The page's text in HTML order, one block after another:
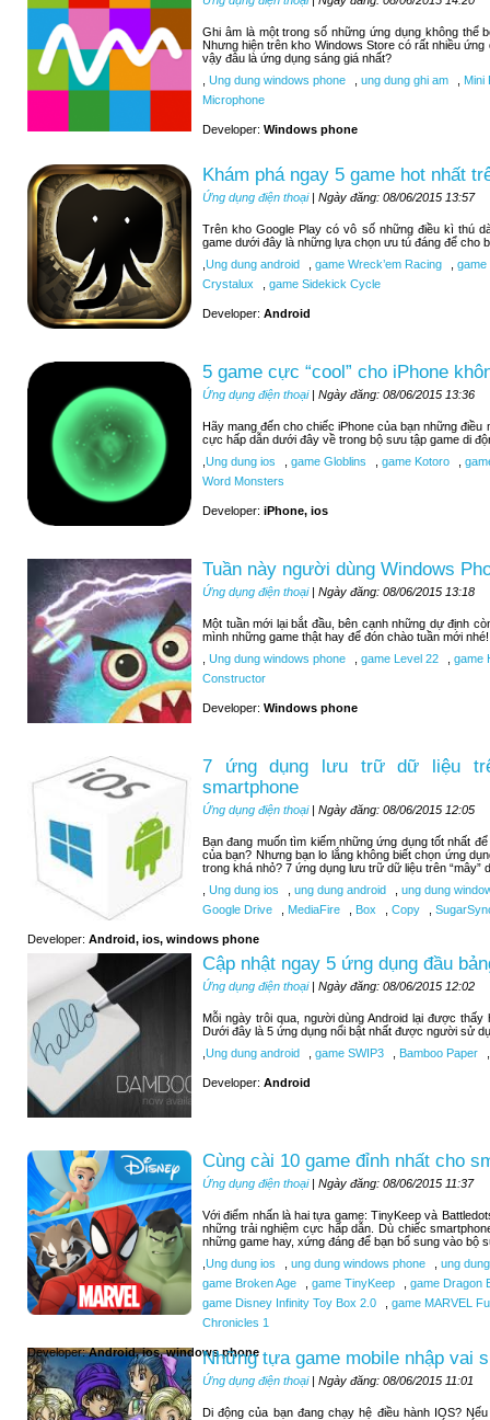
Ghi âm là một trong số những ứng dụng không thể
Nhưng hiện trên kho Windows Store có rất nhiều
vậy đâu là ứng dụng sáng giá nhất?
Ung dung windows phone ung dung ghi am
Mini
Microphone
Developer: Windows phone
Khám phá ngay 5 game hot nhất
Ứng dụng điện thoại| Ngày đăng: 08/06/2015 13:57
Trên kho Google Play có vô số những điều kì thú
game dưới đây là những lựa chọn ưu tú đáng để cho
Ung dung android game Wreck’em Racing
game
Crystalux
game Sidekick Cycle
Developer: Android
5 game cực “cool” cho iPhone
Ứng dụng điện thoại| Ngày đăng: 08/06/2015 13:36
Hãy mang đến cho chiếc iPhone của bạn những
cực hấp dẫn dưới đây về trong bộ sưu tập game di
Ung dung ios game Globlins game Kotoro
Word Monsters
Developer: iPhone, ios
Tuần này người dùng Windows
Ứng dụng điện thoại| Ngày đăng: 08/06/2015 13:18
Một tuần mới lại bắt đầu, bên cạnh những dự định
mình những game thật hay để đón chào tuần mới nhé!
Ung dung windows phone game Level 22
game
Constructor
Developer: Windows phone
7 ứng dụng lưu trữ dữ liệu
smartphone
Ứng dụng điện thoại| Ngày đăng: 08/06/2015 12:05
Bạn đang muốn tìm kiếm những ứng dụng tốt nhất
của bạn? Nhưng bạn lo lắng không biết chọn ứng
trong khá nhỏ? 7 ứng dụng lưu trữ dữ liệu trên “mây”
Ung dung ios ung dung android
ung dung
Google Drive
MediaFire Box Copy
Developer: Android, ios, windows phone
Cập nhật ngay 5 ứng dụng đầu
Ứng dụng điện thoại| Ngày đăng: 08/06/2015 12:02
Mỗi ngày trôi qua, người dùng Android lại được
Dưới đây là 5 ứng dụng nổi bật nhất được người sử
Ung dung android game SWIP3 Bamboo Paper
Developer: Android
Cùng cài 10 game đỉnh nhất cho
Ứng dụng điện thoại| Ngày đăng: 08/06/2015 11:37
Với điểm nhấn là hai tựa game: TinyKeep và
những trải nghiệm cực hấp dẫn. Dù chiếc
những game hay, xứng đáng để bạn bổ sung vào bộ
Ung dung ios ung dung windows phone
ung
game Broken Age
game TinyKeep
game Dragon
game Disney Infinity Toy Box 2.0
game MARVEL
Chronicles 1
Developer:Android, ios, windows phoneNhững tựa game mobile nhập vai
Ứng dụng điện thoại| Ngày đăng: 08/06/2015 11:01
Di động của bạn đang chạy hệ điều hành IOS?